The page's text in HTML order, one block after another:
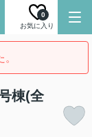
お気に入り
0
棟(全